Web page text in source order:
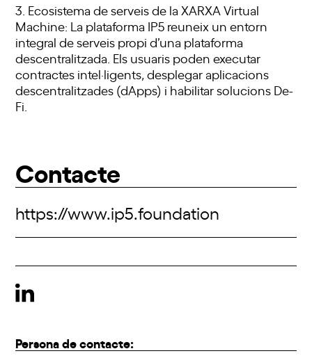
3. Ecosistema de serveis de la XARXA Virtual
Machine: La plataforma IP5 reuneix un entorn
integral de serveis propi d’una plataforma
descentralitzada. Els usuaris poden executar
contractes intel·ligents, desplegar aplicacions
descentralitzades (dApps) i habilitar solucions De-
Fi.
Contacte
https://www.ip5.foundation
Persona de contacte: